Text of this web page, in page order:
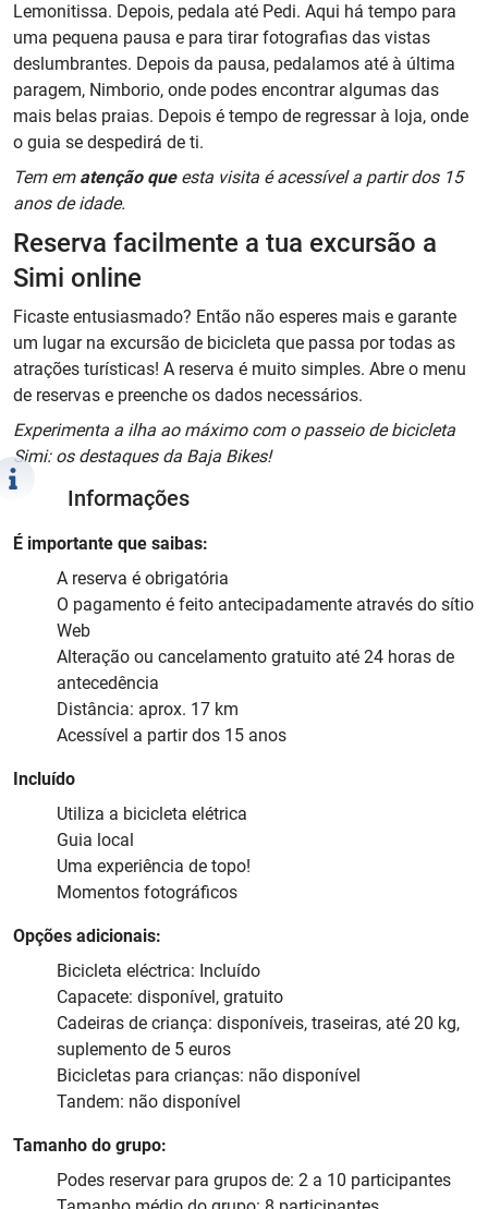
Lemonitissa. Depois, pedala até Pedi. Aqui há tempo para
uma pequena pausa e para tirar fotografias das vistas
deslumbrantes. Depois da pausa, pedalamos até à última
paragem, Nimborio, onde podes encontrar algumas das
mais belas praias. Depois é tempo de regressar à loja, onde
o guia se despedirá de ti.
Tem em atenção queesta visita é acessível a partir dos 15
anos de idade.
Reserva facilmente a tua excursão a
Simi online
Ficaste entusiasmado? Então não esperes mais e garante
um lugar na excursão de bicicleta que passa por todas as
atrações turísticas! A reserva é muito simples. Abre o menu
de reservas e preenche os dados necessários.
Experimenta a ilha ao máximo com o passeio de bicicleta
Simi: os destaques da Baja Bikes!
Informações
É importante que saibas:
A reserva é obrigatória
O pagamento é feito antecipadamente através do sítio
Web
Alteração ou cancelamento gratuito até 24 horas de
antecedência
Distância: aprox. 17 km
Acessível a partir dos 15 anos
Incluído
Utiliza a bicicleta elétrica
Guia local
Uma experiência de topo!
Momentos fotográficos
Opções adicionais:
Bicicleta eléctrica: Incluído
Capacete: disponível, gratuito
Cadeiras de criança: disponíveis, traseiras, até 20 kg,
suplemento de 5 euros
Bicicletas para crianças: não disponível
Tandem: não disponível
Tamanho do grupo:
Podes reservar para grupos de: 2 a 10 participantes